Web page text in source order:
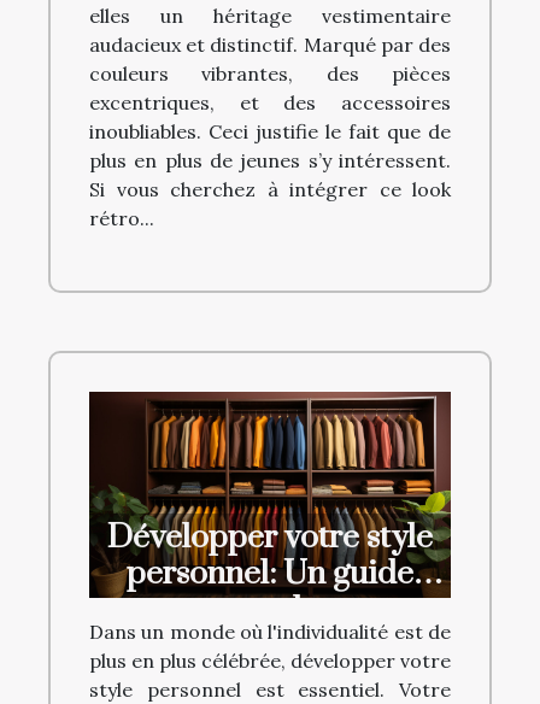
elles un héritage vestimentaire
audacieux et distinctif. Marqué par des
couleurs vibrantes, des pièces
excentriques, et des accessoires
inoubliables. Ceci justifie le fait que de
plus en plus de jeunes s’y intéressent.
Si vous cherchez à intégrer ce look
rétro...
Développer votre style
personnel: Un guide
complet
Dans un monde où l'individualité est de
plus en plus célébrée, développer votre
style personnel est essentiel. Votre